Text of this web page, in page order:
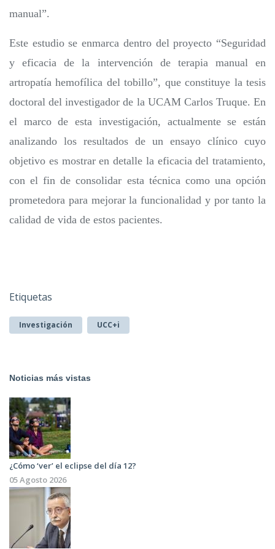
manual”.
Este estudio se enmarca dentro del proyecto “Seguridad
y eficacia de la intervención de terapia manual en
artropatía hemofílica del tobillo”, que constituye la tesis
doctoral del investigador de la UCAM Carlos Truque. En
el marco de esta investigación, actualmente se están
analizando los resultados de un ensayo clínico cuyo
objetivo es mostrar en detalle la eficacia del tratamiento,
con el fin de consolidar esta técnica como una opción
prometedora para mejorar la funcionalidad y por tanto la
calidad de vida de estos pacientes.
Etiquetas
Investigación UCC+i
Noticias más vistas
¿Cómo ‘ver’ el eclipse del día 12?
05 Agosto 2026